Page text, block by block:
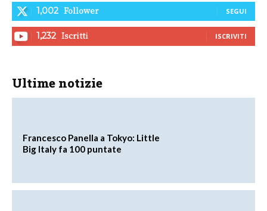
1,002 Follower SEGUI
1,232 Iscritti ISCRIVITI
Ultime notizie
Francesco Panella a Tokyo: Little
Big Italy fa 100 puntate